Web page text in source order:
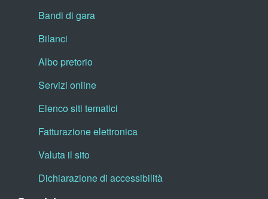
Bandi di gara
Bilanci
Albo pretorio
Servizi online
Elenco siti tematici
Fatturazione elettronica
Valuta il sito
Dichiarazione di accessibilità